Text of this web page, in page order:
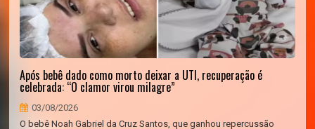
Após bebê dado como morto deixar a UTI, recuperação é
celebrada: “O clamor virou milagre”
03/08/2026
O bebê Noah Gabriel da Cruz Santos, que ganhou repercussão